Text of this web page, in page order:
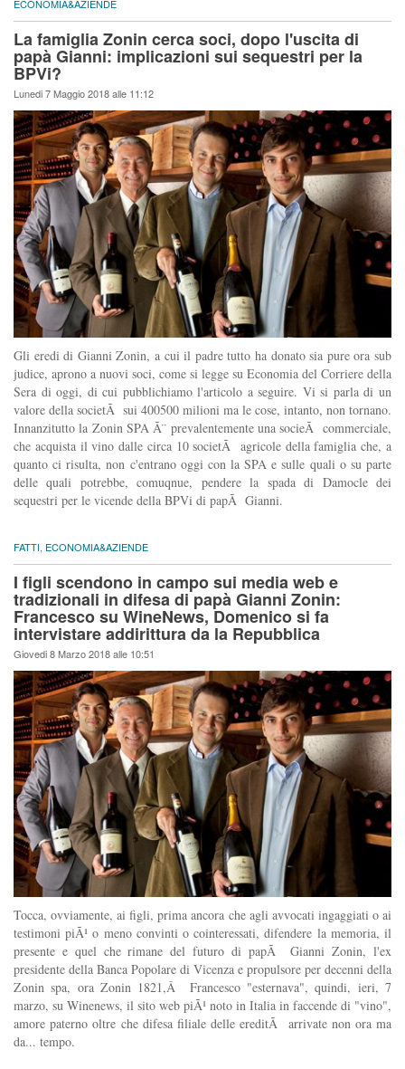
ECONOMIA&AZIENDE
La famiglia Zonin cerca soci, dopo l'uscita di
papà Gianni: implicazioni sui sequestri per la
BPVi?
Lunedi 7 Maggio 2018 alle 11:12
Gli eredi di Gianni Zonin, a cui il padre tutto ha donato sia pure ora sub
judice, aprono a nuovi soci, come si legge su Economia del Corriere della
Sera di oggi, di cui pubblichiamo l'articolo a seguire. Vi si parla di un
valore della societÃ sui 400500 milioni ma le cose, intanto, non tornano.
Innanzitutto la Zonin SPA Ã¨ prevalentemente una socieÃ commerciale,
che acquista il vino dalle circa 10 societÃ agricole della famiglia che, a
quanto ci risulta, non c'entrano oggi con la SPA e sulle quali o su parte
delle quali potrebbe, comuqnue, pendere la spada di Damocle dei
sequestri per le vicende della BPVi di papÃ Gianni.
FATTI ECONOMIA&AZIENDE
I figli scendono in campo sui media web e
tradizionali in difesa di papà Gianni Zonin:
Francesco su WineNews, Domenico si fa
intervistare addirittura da la Repubblica
Giovedi 8 Marzo 2018 alle 10:51
Tocca, ovviamente, ai figli, prima ancora che agli avvocati ingaggiati o ai
testimoni piÃ¹ o meno convinti o cointeressati, difendere la memoria, il
presente e quel che rimane del futuro di papÃ Gianni Zonin, l'ex
presidente della Banca Popolare di Vicenza e propulsore per decenni della
Zonin spa, ora Zonin 1821,Â Francesco "esternava", quindi, ieri, 7
marzo, su Winenews, il sito web piÃ¹ noto in Italia in faccende di "vino",
amore paterno oltre che difesa filiale delle ereditÃ arrivate non ora ma
da... tempo.